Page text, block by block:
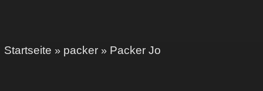
Startseite » packer » Packer Jo